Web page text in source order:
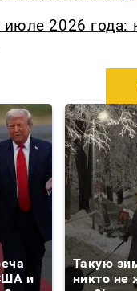
июле 2026 года:
и
Такую
никто не